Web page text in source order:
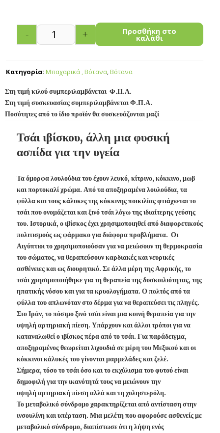
- + Προσθήκη στο
καλάθι
Κατηγορία: Μπαχαρικά , Βότανα,Βότανα
Στη τιμή κιλού συμπεριλαμβάνεται Φ.Π.Α.
Στη τιμή συσκευασίας συμπεριλαμβάνεται Φ.Π.Α.
Ποσότητες από το ίδιο προϊόν θα συσκευάζονται μαζί
Τσάι ιβίσκου, άλλη μια φυσική
ασπίδα για την υγεία
Τα όμορφα λουλούδια του έχουν λευκό, κίτρινο, κόκκινο, μωβ
και πορτοκαλί χρώμα. Από τα αποξηραμένα λουλούδια, τα
φύλλα και τους κάλυκες της κόκκινης ποικιλίας φτιάχνεται το
τσάι που ονομάζεται και ξινό τσάι λόγω της ιδιαίτερης γεύσης
του. Ιστορικά, ο ιβίσκος έχει χρησιμοποιηθεί από διαφορετικούς
πολιτισμούς ως φάρμακο για διάφορα προβλήματα. Οι
Αιγύπτιοι το χρησιμοποιούσαν για να μειώσουν τη θερμοκρασία
του σώματος, να θεραπεύσουν καρδιακές και νευρικές
ασθένειες και ως διουρητικό. Σε άλλα μέρη της Αφρικής, το
τσάι χρησιμοποιήθηκε για τη θεραπεία της δυσκοιλιότητας, της
ηπατικής νόσου και για τα κρυολογήματα. Ο πολτός από τα
φύλλα του απλωνόταν στο δέρμα για να θεραπεύσει τις πληγές.
Στο Ιράν, το πόσιμο ξινό τσάι είναι μια κοινή θεραπεία για την
υψηλή αρτηριακή πίεση. Υπάρχουν και άλλοι τρόποι για να
καταναλωθεί ο ιβίσκος πέρα από το τσάι. Για παράδειγμα,
αποξηραμένος θεωρείται λιχουδιά σε μέρη του Μεξικού και οι
κόκκινοι κάλυκές του γίνονται μαρμελάδες και ζελέ.
Σήμερα, τόσο το τσάι όσο και το εκχύλισμα του φυτού είναι
δημοφιλή για την ικανότητά τους να μειώνουν την
υψηλή αρτηριακή πίεση αλλά και τη χοληστερόλη.
Το μεταβολικό σύνδρομο χαρακτηρίζεται από αντίσταση στην
ινσουλίνη και υπέρταση. Μια μελέτη που αφορούσε ασθενείς με
μεταβολικό σύνδρομο, διαπίστωσε ότι η λήψη ενός